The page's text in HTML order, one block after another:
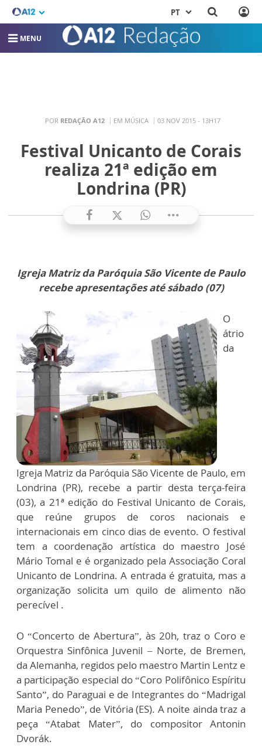
PT
MENU
POR REDAÇÃO A12 EM MÚSICA 03 NOV 2015 - 13H17
Festival Unicanto de Corais
realiza 21ª edição em
Londrina (PR)
Igreja Matriz da Paróquia São Vicente de Paulo
recebe apresentações até sábado (07)
O
átrio
da
Igreja Matriz da Paróquia São Vicente de Paulo, em
Londrina (PR), recebe a partir desta terça-feira
(03), a 21ª edição do Festival Unicanto de Corais,
que reúne grupos de coros nacionais e
internacionais em cinco dias de evento. O festival
tem a coordenação artística do maestro José
Mário Tomal e é organizado pela Associação Coral
Unicanto de Londrina. A entrada é gratuita, mas a
organização solicita um quilo de alimento não
perecível .
O “Concerto de Abertura”, às 20h, traz o Coro e
Orquestra Sinfônica Juvenil – Norte, de Bremen,
da Alemanha, regidos pelo maestro Martin Lentz e
a participação especial do “Coro Polifônico Espíritu
Santo”, do Paraguai e de Integrantes do “Madrigal
Maria Penedo”, de Vitória (ES). A noite ainda traz a
peça “Atabat Mater”, do compositor Antonin
Dvorák.